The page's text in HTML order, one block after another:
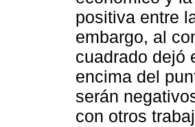
positiva entre
embargo, al
cuadrado dejó
encima del
serán
con otros